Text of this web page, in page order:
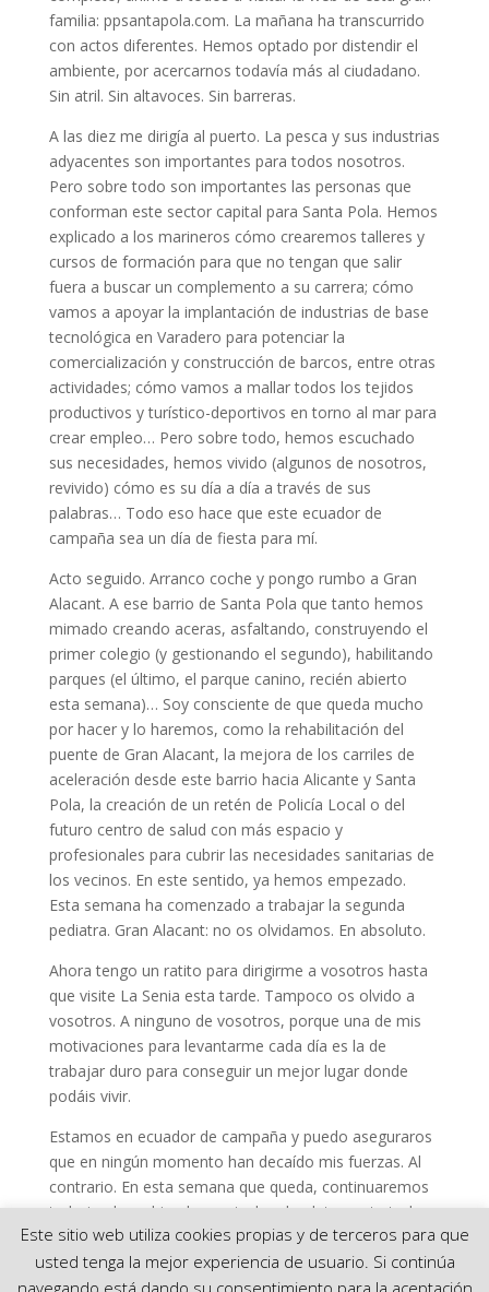
familia: ppsantapola.com. La mañana ha transcurrido
con actos diferentes. Hemos optado por distendir el
ambiente, por acercarnos todavía más al ciudadano.
Sin atril. Sin altavoces. Sin barreras.
A las diez me dirigía al puerto. La pesca y sus industrias
adyacentes son importantes para todos nosotros.
Pero sobre todo son importantes las personas que
conforman este sector capital para Santa Pola. Hemos
explicado a los marineros cómo crearemos talleres y
cursos de formación para que no tengan que salir
fuera a buscar un complemento a su carrera; cómo
vamos a apoyar la implantación de industrias de base
tecnológica en Varadero para potenciar la
comercialización y construcción de barcos, entre otras
actividades; cómo vamos a mallar todos los tejidos
productivos y turístico-deportivos en torno al mar para
crear empleo… Pero sobre todo, hemos escuchado
sus necesidades, hemos vivido (algunos de nosotros,
revivido) cómo es su día a día a través de sus
palabras… Todo eso hace que este ecuador de
campaña sea un día de fiesta para mí.
Acto seguido. Arranco coche y pongo rumbo a Gran
Alacant. A ese barrio de Santa Pola que tanto hemos
mimado creando aceras, asfaltando, construyendo el
primer colegio (y gestionando el segundo), habilitando
parques (el último, el parque canino, recién abierto
esta semana)… Soy consciente de que queda mucho
por hacer y lo haremos, como la rehabilitación del
puente de Gran Alacant, la mejora de los carriles de
aceleración desde este barrio hacia Alicante y Santa
Pola, la creación de un retén de Policía Local o del
futuro centro de salud con más espacio y
profesionales para cubrir las necesidades sanitarias de
los vecinos. En este sentido, ya hemos empezado.
Esta semana ha comenzado a trabajar la segunda
pediatra. Gran Alacant: no os olvidamos. En absoluto.
Ahora tengo un ratito para dirigirme a vosotros hasta
que visite La Senia esta tarde. Tampoco os olvido a
vosotros. A ninguno de vosotros, porque una de mis
motivaciones para levantarme cada día es la de
trabajar duro para conseguir un mejor lugar donde
podáis vivir.
Estamos en ecuador de campaña y puedo aseguraros
que en ningún momento han decaído mis fuerzas. Al
contrario. En esta semana que queda, continuaremos
trabajando, sabiendo que todo, absolutamente todas
las acciones que llevamos a cabo, son por vuestro
bienestar.
Este sitio web utiliza cookies propias y de terceros para que
usted tenga la mejor experiencia de usuario. Si continúa